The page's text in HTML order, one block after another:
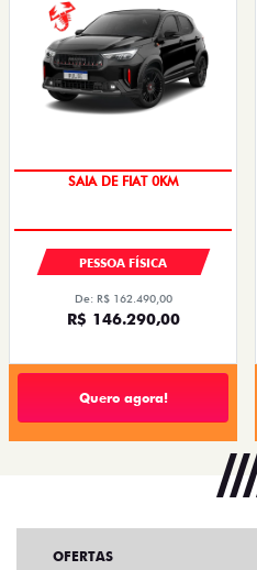
SAIA DE FIAT 0KM
PESSOA FÍSICA
De: R$ 162.490,00
R$ 146.290,00
Quero agora!
OFERTAS